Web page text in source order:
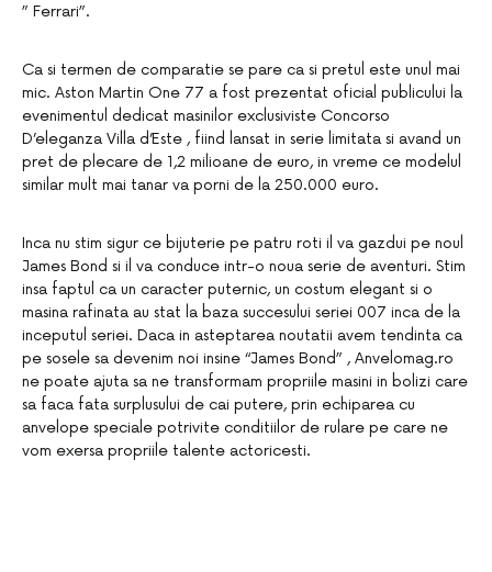
” Ferrari”.
Ca si termen de comparatie se pare ca si pretul este unul mai
mic. Aston Martin One 77 a fost prezentat oficial publicului la
evenimentul dedicat masinilor exclusiviste Concorso
D’eleganza Villa d’Este , fiind lansat in serie limitata si avand un
pret de plecare de 1,2 milioane de euro, in vreme ce modelul
similar mult mai tanar va porni de la 250.000 euro.
Inca nu stim sigur ce bijuterie pe patru roti il va gazdui pe noul
James Bond si il va conduce intr-o noua serie de aventuri. Stim
insa faptul ca un caracter puternic, un costum elegant si o
masina rafinata au stat la baza succesului seriei 007 inca de la
inceputul seriei. Daca in asteptarea noutatii avem tendinta ca
pe sosele sa devenim noi insine “James Bond” , Anvelomag.ro
ne poate ajuta sa ne transformam propriile masini in bolizi care
sa faca fata surplusului de cai putere, prin echiparea cu
anvelope speciale potrivite conditiilor de rulare pe care ne
vom exersa propriile talente actoricesti.